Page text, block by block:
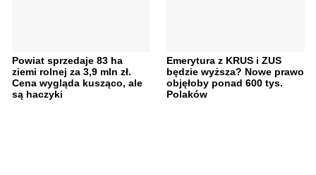
Powiat sprzedaje 83 ha
ziemi rolnej za 3,9 mln zł.
Cena wygląda kusząco, ale
są haczyki
Emerytura z KRUS i ZUS
będzie wyższa? Nowe prawo
objęłoby ponad 600 tys.
Polaków